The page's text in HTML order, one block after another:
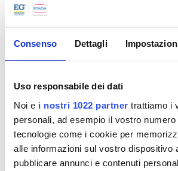
Consenso Dettagli
Uso responsabile dei dati
Noi e i nostri 1022 partner trattiamo i
personali, ad esempio il vostro
tecnologie come i cookie per
alle informazioni sul vostro dispositivo
pubblicare annunci e contenuti
Noi di STADA crediamo nel potere
ogni voce è apprezzata e ascoltata.
Compliance Reporting Portal
sicura e riservata progettata per le
dipendenti e terze parti esterne.
vostra voce, contribuite alla nostra
successo collettivo.